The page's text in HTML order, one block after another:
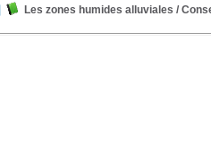
Les zones humides alluviales /